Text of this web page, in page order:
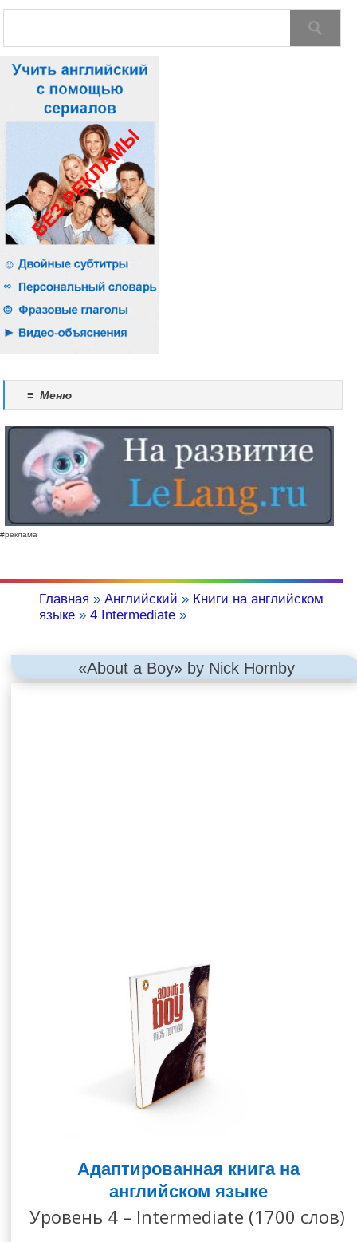
≡ Меню
#реклама
Главная »Английский » Книги на английском
языке »4 Intermediate »
«About a Boy» by Nick Hornby
Адаптированная книга на
английском языке
Уровень 4 – Intermediate (1700 слов)